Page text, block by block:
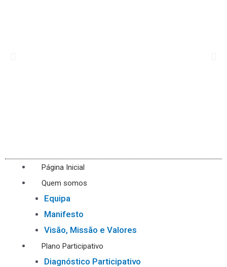
Página Inicial
Quem somos
Equipa
Manifesto
Visão, Missão e Valores
Plano Participativo
Diagnóstico Participativo